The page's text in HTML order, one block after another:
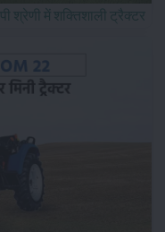
श्रेणी में शक्तिशाली ट्रैक्टर